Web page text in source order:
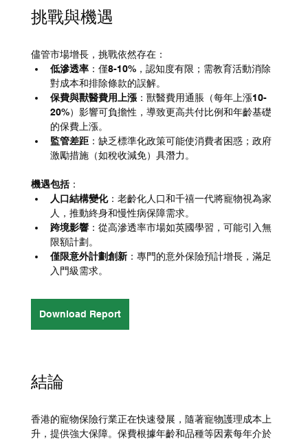
挑戰與機遇
儘管市場增長，挑戰依然存在：
低滲透率：僅8-10%，認知度有限；需教育活動消除
對成本和排除條款的誤解。
保費與獸醫費用上漲：獸醫費用通脹（每年上漲10-
20%）影響可負擔性，導致更高共付比例和年齡基礎
的保費上漲。
監管差距：缺乏標準化政策可能使消費者困惑；政府
激勵措施（如稅收減免）具潛力。
機遇包括：
人口結構變化：老齡化人口和千禧一代將寵物視為家
人，推動終身和慢性病保障需求。
跨境影響：從高滲透率市場如英國學習，可能引入無
限額計劃。
僅限意外計劃創新：專門的意外保險預計增長，滿足
入門級需求。
Download Report
結論
香港的寵物保險行業正在快速發展，隨著寵物護理成本上
升，提供強大保障。保費根據年齡和品種等因素每年介於